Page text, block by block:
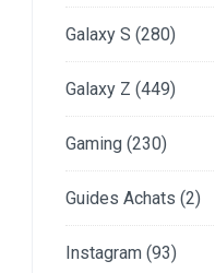
Galaxy S (280)
Galaxy Z (449)
Gaming (230)
Guides Achats (2)
Instagram (93)